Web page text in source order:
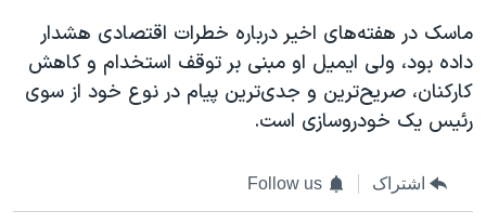
ماسک در هفته‌های اخیر درباره خطرات اقتصادی هشدار
داده بود، ولی ایمیل او مبنی بر توقف استخدام و کاهش
کارکنان، صریح‌ترین و جدی‌ترین پیام در نوع خود از سوی
رئیس یک خودروسازی است.
اشتراک Follow us